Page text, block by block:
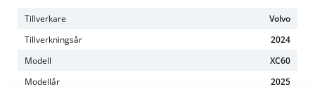
Tillverkare
Volvo
Tillverkningsår
2024
Modell
XC60
Modellår
2025